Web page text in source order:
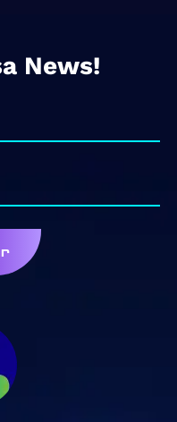
News!